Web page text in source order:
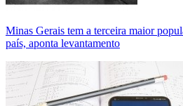
Minas Gerais tem a terceira maior
país, aponta levantamento